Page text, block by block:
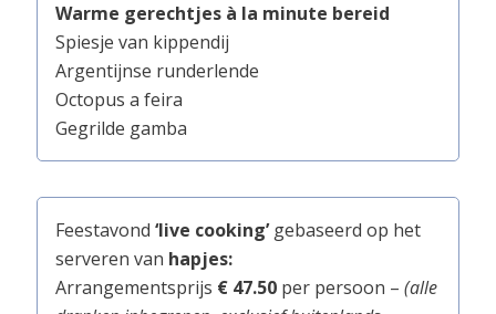
Warme gerechtjes à la minute bereid
Spiesje van kippendij
Argentijnse runderlende
Octopus a feira
Gegrilde gamba
Feestavond ‘live cooking’gebaseerd op het
serveren van hapjes:
Arrangementsprijs € 47.50per persoon – (alle